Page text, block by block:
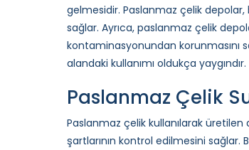
gelmesidir. Paslanmaz çelik depolar,
sağlar. Ayrıca, paslanmaz çelik
kontaminasyonundan korunmasını
alandaki kullanımı oldukça yaygındır.
Paslanmaz Çelik
Paslanmaz çelik kullanılarak
şartlarının kontrol edilmesini sağlar.